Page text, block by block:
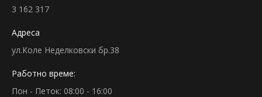
3 162 317
Адреса
ул.Коле Неделковски бр.38
Работно време:
Пон - Петок: 08:00 - 16:00